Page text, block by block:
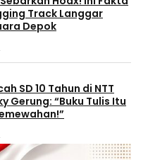
Track Langgar
Depok
SD 10 Tahun di NTT
Gerung: “Buku Tulis Itu